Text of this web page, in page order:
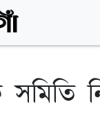
সমিতি